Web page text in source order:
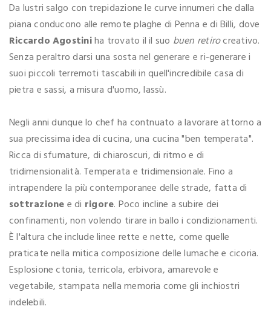
Da lustri salgo con trepidazione le curve innumeri che dalla
piana conducono alle remote plaghe di Penna e di Billi, dove
Riccardo Agostiniha trovato il il suo buen retirocreativo.
Senza peraltro darsi una sosta nel generare e ri-generare i
suoi piccoli terremoti tascabili in quell'incredibile casa di
pietra e sassi, a misura d'uomo, lassù.
Negli anni dunque lo chef ha contnuato a lavorare attorno a
sua precissima idea di cucina, una cucina "ben temperata".
Ricca di sfumature, di chiaroscuri, di ritmo e di
tridimensionalità. Temperata e tridimensionale. Fino a
intrapendere la più contemporanee delle strade, fatta di
sottrazionee di rigore. Poco incline a subire dei
confinamenti, non volendo tirare in ballo i condizionamenti.
È l'altura che include linee rette e nette, come quelle
praticate nella mitica composizione delle lumache e cicoria.
Esplosione ctonia, terricola, erbivora, amarevole e
vegetabile, stampata nella memoria come gli inchiostri
indelebili.